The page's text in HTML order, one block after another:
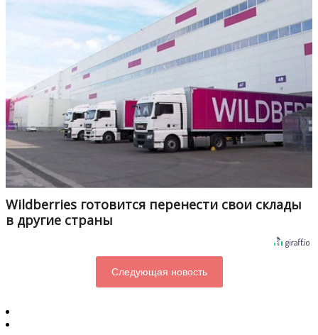
Wildberries готовится перенести свои склады
в другие страны
Следующая новость